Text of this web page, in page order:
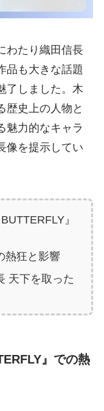
わたり織田信長
品も大きな話題
了しました。木
歴史上の人物と
魅力的なキャラ
像を提示してい
』
熱狂と影響
天下を取った
』での熱